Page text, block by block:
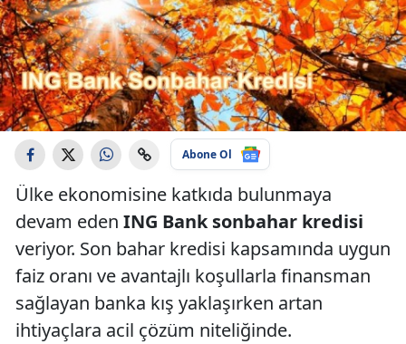
Abone Ol
Ülke ekonomisine katkıda bulunmaya
devam eden ING Bank sonbahar kredisi
veriyor. Son bahar kredisi kapsamında uygun
faiz oranı ve avantajlı koşullarla finansman
sağlayan banka kış yaklaşırken artan
ihtiyaçlara acil çözüm niteliğinde.